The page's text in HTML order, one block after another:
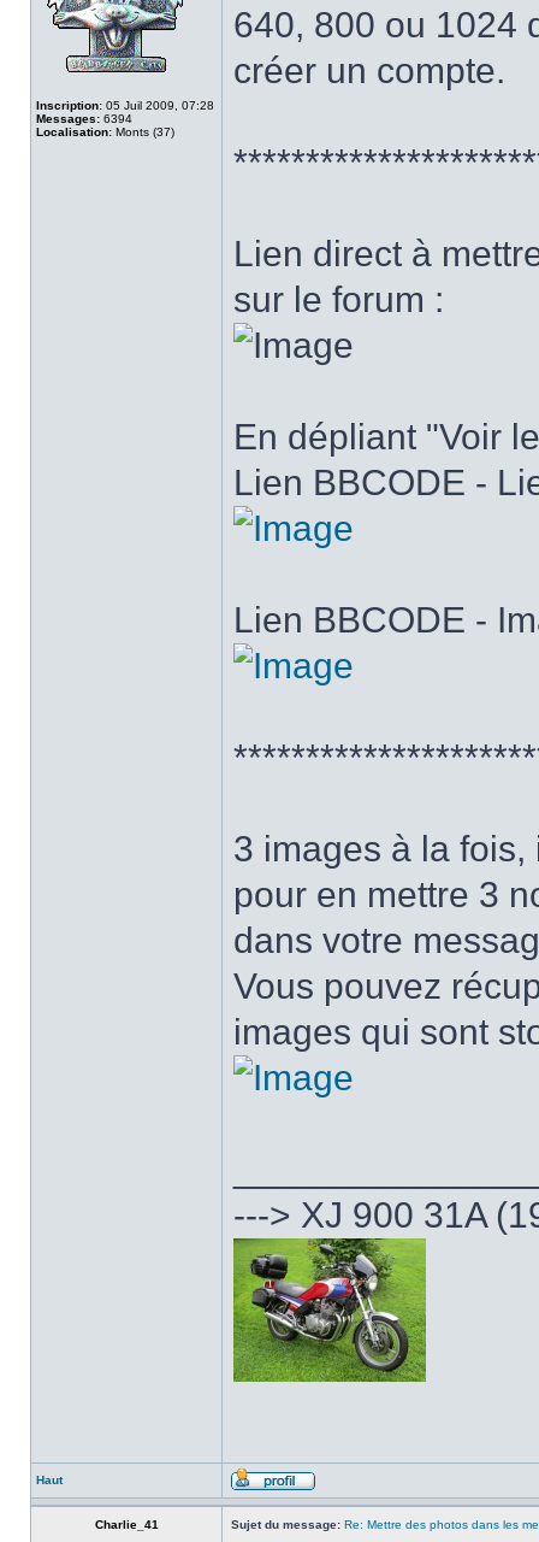
Inscription: 05 Juil 2009, 07:28
Messages: 6394
Localisation: Monts (37)
640, 800 ou 1024
créer un compte.
Lien direct à
sur le forum :
En dépliant "Voir
Lien BBCODE -
Lien BBCODE -
3 images à la fois,
pour en mettre 3
dans votre
Vous pouvez
images qui sont
---> XJ 900 31A
Haut
Charlie_41 Sujet du message: Re: Mettre des photos dans les